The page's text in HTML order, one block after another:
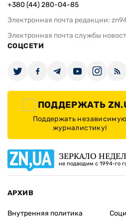
+380 (44) 280-04-85
Электронная почта редакции:
Электронная почта службы
СОЦСЕТИ
ПОДДЕРЖАТЬ
Поддержать независимую
журналистику!
ЗЕРКАЛО
не подводим с 1994-го
АРХИВ
Внутренняя политика